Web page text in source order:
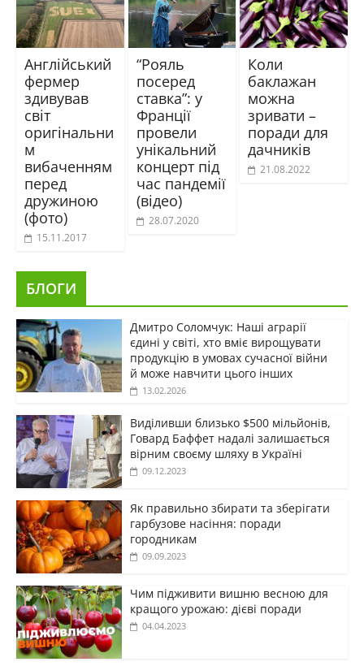
Англійський
фермер
здивував
світ
оригінальни
м
вибаченням
перед
дружиною
(фото)
15.11.2017
“Рояль
посеред
ставка”: у
Франції
провели
унікальний
концерт під
час пандемії
(відео)
28.07.2020
Коли
баклажан
можна
зривати –
поради для
дачників
21.08.2022
БЛОГИ
Дмитро Соломчук: Наші аграрії
єдині у світі, хто вміє вирощувати
продукцію в умовах сучасної війни
й може навчити цього інших
13.02.2026
Виділивши близько $500 мільйонів,
Говард Баффет надалі залишається
вірним своєму шляху в Україні
09.12.2023
Як правильно збирати та зберігати
гарбузове насіння: поради
городникам
09.09.2023
Чим підживити вишню весною для
кращого урожаю: дієві поради
04.04.2023